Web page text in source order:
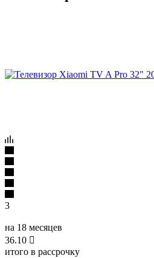
3
на 18 месяцев
36.10 
итого в рассрочку